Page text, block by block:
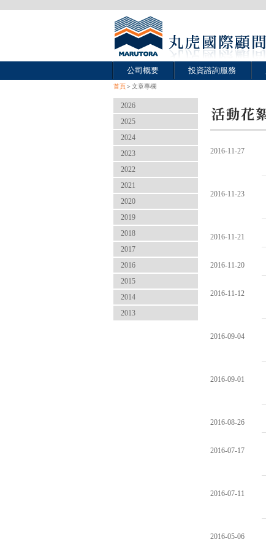
公司概要 投資諮詢服務
首頁＞文章專欄
2026
2025
2024
2023
2022
2021
2020
2019
2018
2017
2016
2015
2014
2013
2016-11-27
2016-11-23
2016-11-21
2016-11-20
2016-11-12
2016-09-04
2016-09-01
2016-08-26
2016-07-17
2016-07-11
2016-05-06